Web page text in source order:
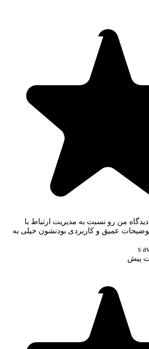
من رو نسبت به مدیریت ارتباط با
عمیق و کاربردی بودنشون خیلی به